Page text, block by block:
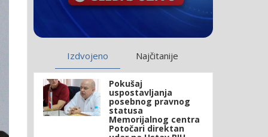
Izdvojeno Najčitanije
Pokušaj
uspostavljanja
posebnog pravnog
statusa
Memorijalnog centra
Potočari direktan